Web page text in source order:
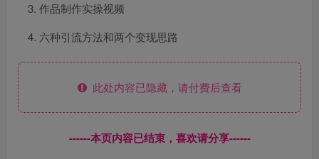
作品制作实操视频
六种引流方法和两个变现思路
此处内容已隐藏，请付费后查看
------本页内容已结束，喜欢请分享------